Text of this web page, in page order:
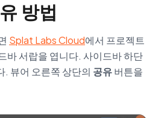
방법
Splat Labs Cloud에서 프로젝트
바 서랍을 엽니다. 사이드바 하단
. 뷰어 오른쪽 상단의 공유버튼을